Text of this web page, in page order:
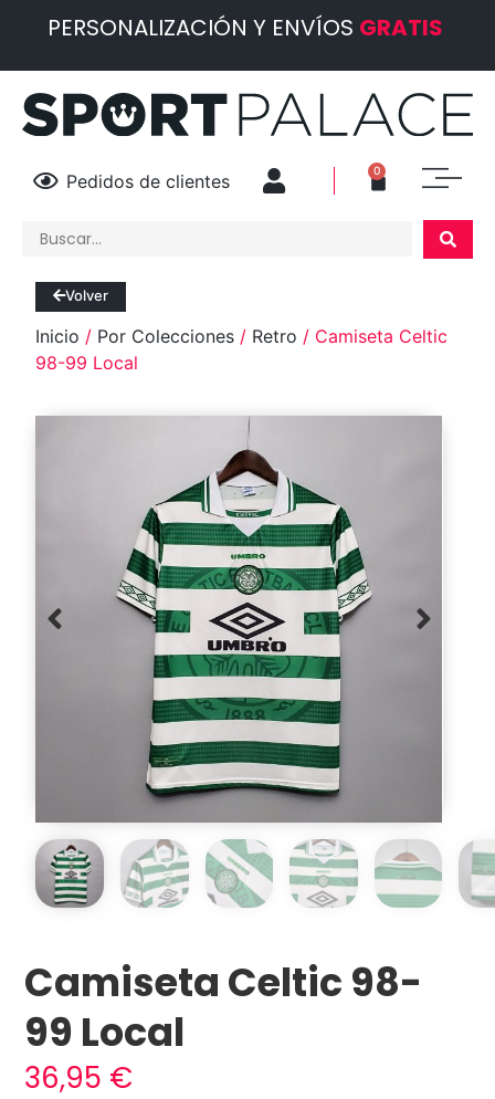
PERSONALIZACIÓN Y ENVÍOS GRATIS
Pedidos de clientes 0
Camiseta Celtic 98-
99 Local
36,95 €
Volver
Inicio / Por Colecciones / Retro / Camiseta Celtic
98-99 Local